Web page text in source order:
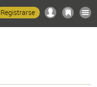
Registrarse